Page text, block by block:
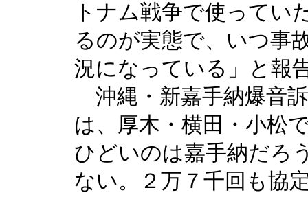
トナム戦争で使ってい
るのが実態で、いつ事
況になっている」と報
沖縄・新嘉手納爆音
は、厚木・横田・小松
ひどいのは嘉手納だろ
ない。２万７千回も協